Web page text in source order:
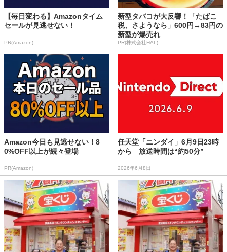
【毎日変わる】Amazonタイム
セールが見逃せない！
PR(Amazon)
新型タバコが大反響！「たばこ
税、さようなら」600円→83円の
新型が爆売れ
PR(株式会社HAL)
Amazon今日も見逃せない！8
0%OFF以上が続々登場
PR(Amazon)
任天堂「ニンダイ」6月9日23時
から 放送時間は“約50分”
2026年6月8日